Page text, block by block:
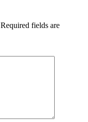
Required fields are